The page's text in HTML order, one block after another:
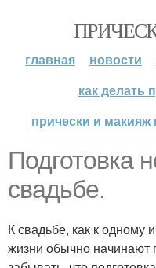
главная новости
как делать
прически и макияж
Подготовка
свадьбе.
К свадьбе, как к
жизни обычно начинают